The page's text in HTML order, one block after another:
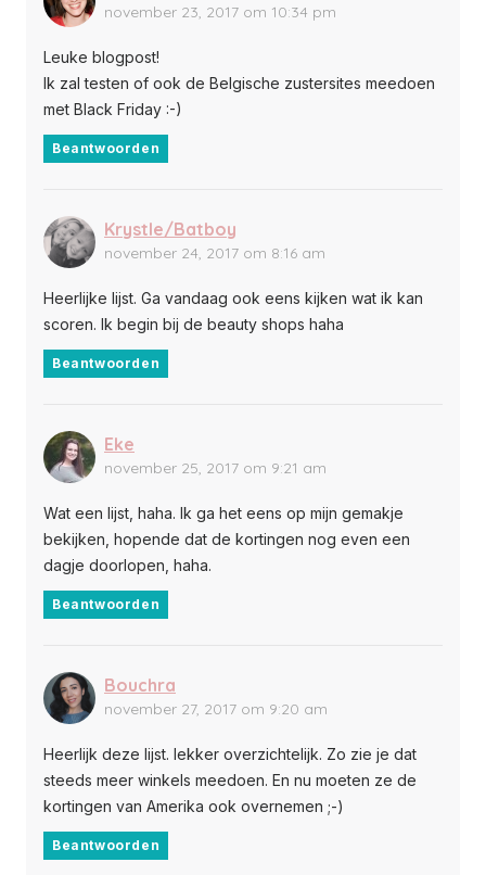
november 23, 2017 om 10:34 pm
Leuke blogpost!
Ik zal testen of ook de Belgische zustersites meedoen
met Black Friday :-)
Beantwoorden
Krystle/Batboy
november 24, 2017 om 8:16 am
Heerlijke lijst. Ga vandaag ook eens kijken wat ik kan
scoren. Ik begin bij de beauty shops haha
Beantwoorden
Eke
november 25, 2017 om 9:21 am
Wat een lijst, haha. Ik ga het eens op mijn gemakje
bekijken, hopende dat de kortingen nog even een
dagje doorlopen, haha.
Beantwoorden
Bouchra
november 27, 2017 om 9:20 am
Heerlijk deze lijst. lekker overzichtelijk. Zo zie je dat
steeds meer winkels meedoen. En nu moeten ze de
kortingen van Amerika ook overnemen ;-)
Beantwoorden